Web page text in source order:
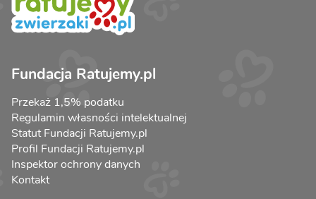
Fundacja Ratujemy.pl
Przekaż 1,5% podatku
Regulamin własności intelektualnej
Statut Fundacji Ratujemy.pl
Profil Fundacji Ratujemy.pl
Inspektor ochrony danych
Kontakt